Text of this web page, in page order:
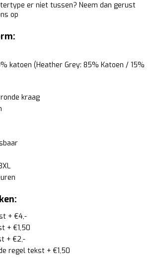
er niet tussen? Neem dan gerust
op
katoen (Heather Grey: 85% Katoen / 15%
kraag
+ €4,-
+ €1,50
+ €2,-
regel tekst + €1,50